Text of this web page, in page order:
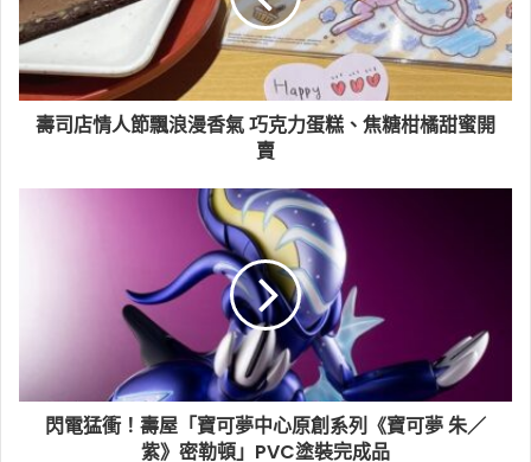
壽司店情人節飄浪漫香氣 巧克力蛋糕、焦糖柑橘甜蜜開
賣
閃電猛衝！壽屋「寶可夢中心原創系列《寶可夢 朱／
紫》密勒頓」PVC塗裝完成品